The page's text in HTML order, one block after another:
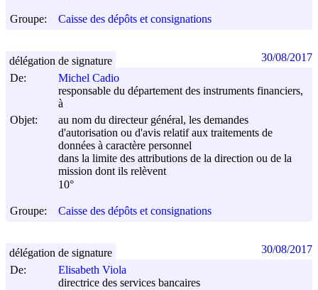
Groupe: Caisse des dépôts et consignations
De:
Michel Cadio
responsable du département des instruments financiers,
à
Objet:
au nom du directeur général, les demandes
d'autorisation ou d'avis relatif aux traitements de
données à caractère personnel
dans la limite des attributions de la direction ou de la
mission dont ils relèvent
10°
Groupe: Caisse des dépôts et consignations
délégation de signature 30/08/2017
De:
Elisabeth Viola
directrice des services bancaires
délégation de signature 30/08/2017